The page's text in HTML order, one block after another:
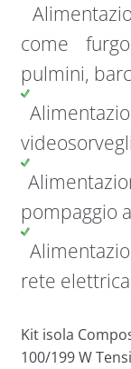
come
pulmini,
pompaggio
rete
Kit isola
100/199 W